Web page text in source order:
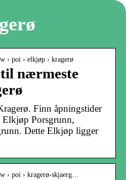
› poi › elkjøp › kragerø
nærmeste
Finn åpningstider
Porsgrunn,
Dette Elkjøp ligger
› poi › kragerø-skjaerg…